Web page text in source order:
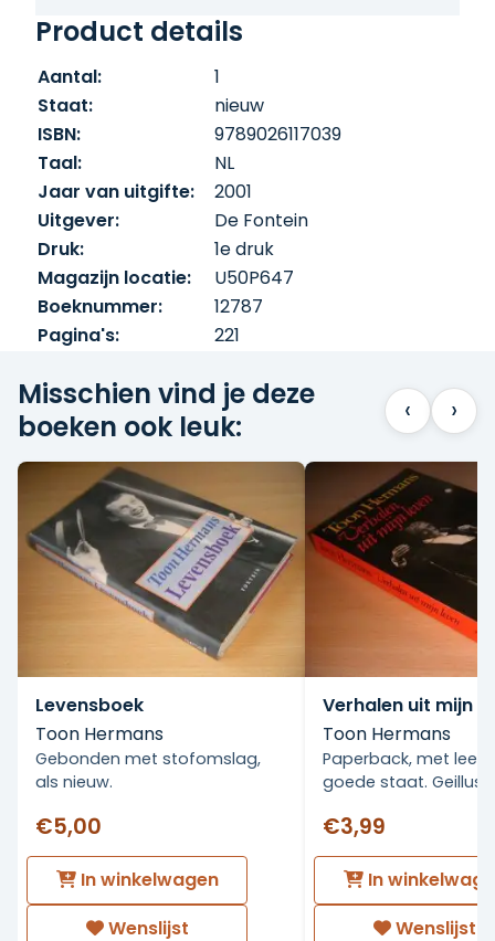
Product details
Aantal:
1
Staat:
nieuw
ISBN:
9789026117039
Taal:
NL
Jaar van uitgifte:
2001
Uitgever:
De Fontein
Druk:
1e druk
Magazijn locatie:
U50P647
Boeknummer:
12787
Pagina's:
221
Misschien vind je deze
boeken ook leuk:
‹ ›
Levensboek
Toon Hermans
Gebonden met stofomslag,
als nieuw.
€5,00
In winkelwagen
Wenslijst
Verhalen uit mijn
Toon Hermans
Paperback, met
goede staat.
€3,99
In
Wenslijst